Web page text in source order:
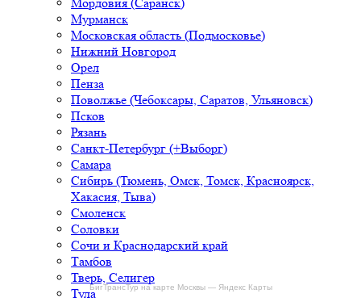
БигТрансТур на карте Москвы — Яндекс Карты
Мурманск
Московская область (Подмосковье)
Нижний Новгород
Орел
Пенза
Поволжье (Чебоксары, Саратов, Ульяновск)
Псков
Рязань
Санкт-Петербург (+Выборг)
Самара
Сибирь (Тюмень, Омск, Томск, Красноярск,
Хакасия, Тыва)
Смоленск
Соловки
Сочи и Краснодарский край
Тамбов
Тверь, Селигер
Тула